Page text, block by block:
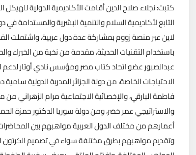
كتبت: نجلاء صلاح الدين أقامت الأكاديمية الدولية
التابع لأكاديمية السلام والتنمية البشرية والمستدامة
لاين عبر منصة زووم بمشاركة عدة دول عربية، واشتملت
باستخدام التقنيات الحديثة، مقدمة من نخبة من الخبراء
عبدالصبور عضو اتحاد كتاب مصر ومؤسس نادي أوتار لدعم
الاحتياجات الخاصة، من دولة الجزائر المدربة الدولية
فاطمة البارقي، والإخصائية الاجتماعية مرام الزهراني
والاستراتيجي عمر خضر، ومن دولة سوريا الدكتور حمزة
أعمارهم من مختلف الدول العربية مواهبهم بين
وتقديم مواهبهم بطرق مختلفة سواء في تصميم الكرتون